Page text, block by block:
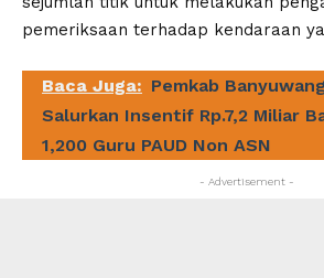
pemeriksaan terhadap kendaraan
Baca Juga: Pemkab
Salurkan Insentif Rp.7,2 Miliar
1,200 Guru PAUD Non ASN
- Advertisement -